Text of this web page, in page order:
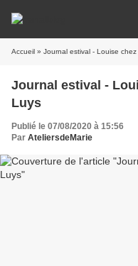
Accueil » Journal estival - Louise
Journal estival -
Luys
Publié le 07/08/2020 à 15:56
Par AteliersdeMarie